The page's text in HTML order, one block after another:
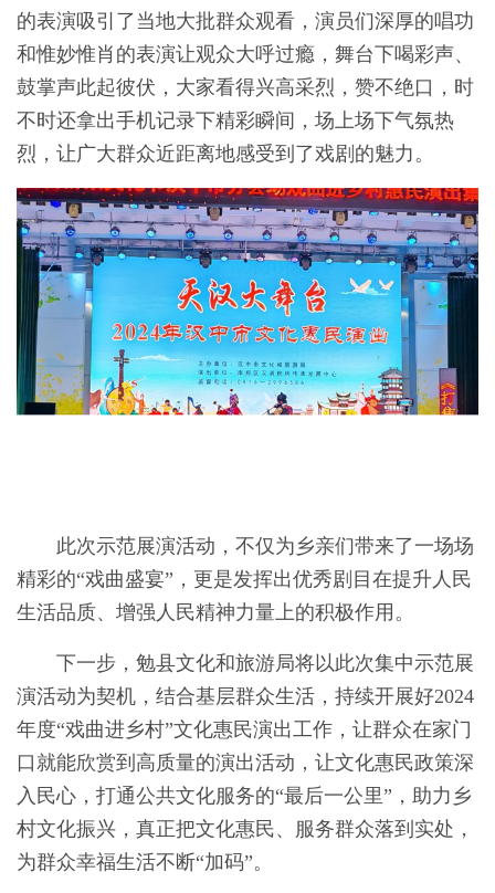
的表演吸引了当地大批群众观看，演员们深厚的唱功
和惟妙惟肖的表演让观众大呼过瘾 ， 舞台下喝彩声、
鼓掌声此起彼伏，大家看得兴高采烈，赞不绝口，时
不时还拿出手机记录下精彩瞬间，场上场下气氛热
烈， 让广大群众近距离地感受到了戏剧的魅力。
此次示范展演活动，不仅为乡亲们带来了一场场
精彩的“戏曲盛宴”，更是发挥出优秀剧目在提升人民
生活品质、增强人民精神力量上的积极作用 。
下一步， 勉县文化和旅游局将以此次集中示范展
演活动为契机， 结合基层群众生活，持续开展好2024
年度“戏曲进乡村”文化惠民演出工作， 让群众在家门
口就能欣赏到高质量的演出活动，让文化惠民政策深
入民心，打通公共文化服务的“最后一公里”，助力乡
村文化振兴，真正把文化惠民、服务群众落到实处，
为群众幸福生活不断“加码”。